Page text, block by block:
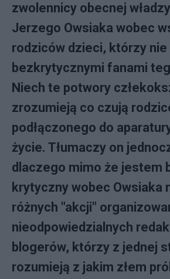
zwolennicy obecnej
Jerzego Owsiaka wobec
rodziców dzieci, którzy nie
bezkrytycznymi fanami
Niech te potwory
zrozumieją co czują
podłączonego do
życie. Tłumaczy on
dlaczego mimo że jestem
krytyczny wobec Owsiaka
różnych "akcji"
nieodpowiedzialnych
blogerów, którzy z jednej
rozumieją z jakim złem